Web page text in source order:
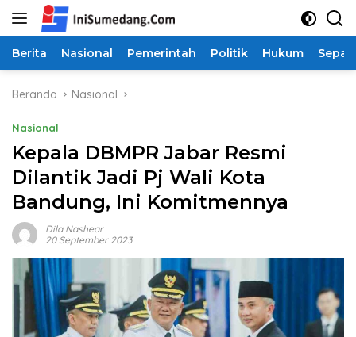
Langsung
Berita Nasional Pemerintah Politik Hukum
Beranda Nasional
Nasional
Kepala DBMPR Jabar Resmi
Dilantik Jadi Pj Wali Kota
Bandung, Ini Komitmennya
Dila Nashear
20 September 2023